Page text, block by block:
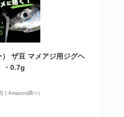
ザ豆 マメアジ用ジグヘ
・0.7g
| Amazon調べ）